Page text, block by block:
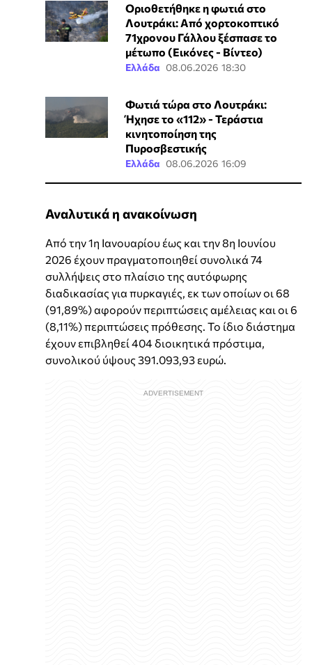
Οριοθετήθηκε η φωτιά στο
Λουτράκι: Από χορτοκοπτικό
71χρονου Γάλλου ξέσπασε το
μέτωπο (Εικόνες - Βίντεο)
Ελλάδα 08.06.2026 18:30
Φωτιά τώρα στο Λουτράκι:
Ήχησε το «112» - Τεράστια
κινητοποίηση της
Πυροσβεστικής
Ελλάδα 08.06.2026 16:09
Αναλυτικά η ανακοίνωση
Από την 1η Ιανουαρίου έως και την 8η Ιουνίου
2026 έχουν πραγματοποιηθεί συνολικά 74
συλλήψεις στο πλαίσιο της αυτόφωρης
διαδικασίας για πυρκαγιές, εκ των οποίων οι 68
(91,89%) αφορούν περιπτώσεις αμέλειας και οι 6
(8,11%) περιπτώσεις πρόθεσης. Το ίδιο διάστημα
έχουν επιβληθεί 404 διοικητικά πρόστιμα,
συνολικού ύψους 391.093,93 ευρώ.